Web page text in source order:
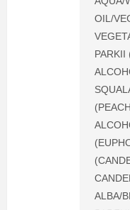
OIL/
PARKII
ALBA/